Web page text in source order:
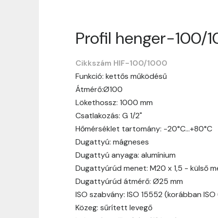
Profil henger-100/
Cikkszám HIF-100/1000
Funkció: kettős működésű
Átmérő:Ø100
Lökethossz: 1000 mm
Csatlakozás: G 1/2"
Hőmérséklet tartomány: -20°C…+80°C
Dugattyú: mágneses
Dugattyú anyaga: alumínium
Dugattyúrúd menet: M20 x 1,5 - külső
Dugattyúrúd átmérő: Ø25 mm
ISO szabvány: ISO 15552 (korábban ISO
Közeg: sűrített levegő
Szállítási
Nagyon köszönjük, hogy
vásárlásotok gördülékenyen és
hosszabb ideig tart, előre
Szállítási díj:
A szállítási díj függ
megtekinthetitek, mielőtt a